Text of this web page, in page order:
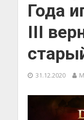
Года
III
31.12.2020